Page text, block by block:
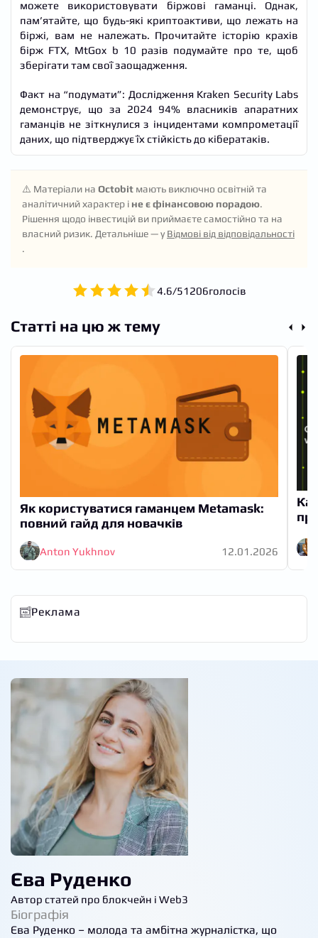
можете використовувати біржові гаманці. Однак,
пам’ятайте, що будь-які криптоактиви, що лежать на
біржі, вам не належать. Прочитайте історію крахів
бірж FTX, MtGox b 10 разів подумайте про те, щоб
зберігати там свої заощадження.
Факт на “подумати”: Дослідження Kraken Security Labs
демонструє, що за 2024 94% власників апаратних
гаманців не зіткнулися з інцидентами компрометації
даних, що підтверджує їх стійкість до кібератаків.
⚠️ Матеріали на Octobit мають виключно освітній та
аналітичний характер і не є фінансовою порадою.
Рішення щодо інвестицій ви приймаєте самостійно та на
власний ризик. Детальніше — уВідмові від відповідальності
.
4.6/51206голосів
Статті на цю ж тему
Як користуватися гаманцем Metamask:
повний гайд для новачків
Anton Yukhnov 12.01.2026
Реклама
Єва Руденко
Автор статей про блокчейн і Web3
Біографія
Єва Руденко – молода та амбітна журналістка, що